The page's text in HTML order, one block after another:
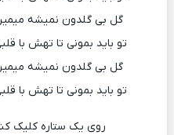
گل بی گلدون نمیشه
تو باید بمونی تا تهش با
گل بی گلدون نمیشه
تو باید بمونی تا تهش با
روی یک ستاره کلیک